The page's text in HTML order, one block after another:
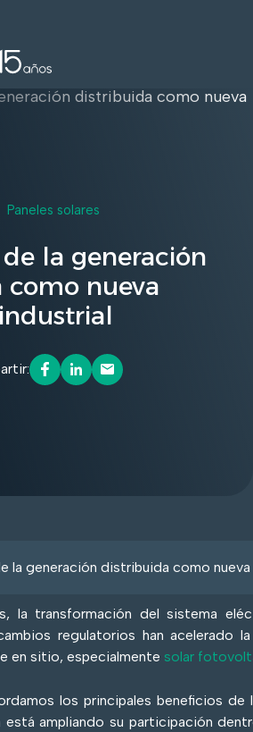
Paneles solares
la generación
nueva
la transformación del sistema
regulatorios han acelerado
en sitio, especialmente solar
los principales beneficios
está ampliando su participación